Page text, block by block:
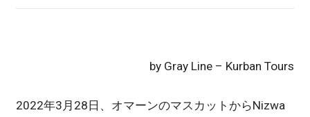
by Gray Line – Kurban Tours
2022年3月28日、オマーンのマスカットからNizwa